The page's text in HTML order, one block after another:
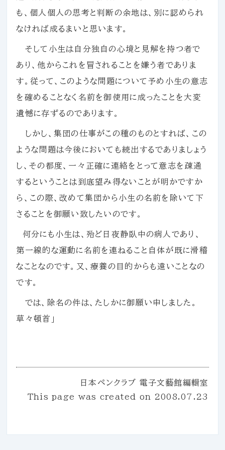
も、個人個人の思考と判断の余地は、別に認められ
なければ成るまいと思います。
そして小生は自分独自の心境と見解を持つ者で
あり、他からこれを冒されることを嫌う者でありま
す。従って、このような問題について予め小生の意志
を確めることなく名前を御使用に成ったことを大変
遺憾に存ずるのであります。
しかし、集団の仕事がこの種のものとすれば、この
ような問題は今後においても続出するでありましょう
し、その都度、一々正確に連絡をとって意志を疎通
するということは到底望み得ないことが明かですか
ら、この際、改めて集団から小生の名前を除いて下
さることを御願い致したいのです。
何分にも小生は、殆ど日夜静臥中の病人であり、
第一線的な運動に名前を連ねること自体が既に滑稽
なことなのです。又、療養の目的からも遠いことなの
です。
では、除名の件は、たしかに御願い申しました。
草々頓首」
日本ペンクラブ 電子文藝館編輯室
This page was created on 2008.07.23